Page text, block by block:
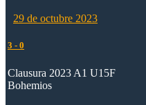
29 de octubre 2023
3 - 0
Clausura 2023 A1 U15F
Bohemios